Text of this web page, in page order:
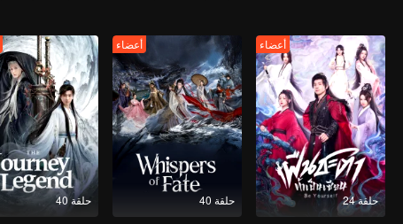
حلقة 24
أعضاء
حلقة 40
أعضاء
حلقة 40